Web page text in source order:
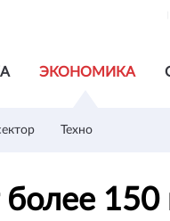
ЭКОНОМИКА
Техно
более